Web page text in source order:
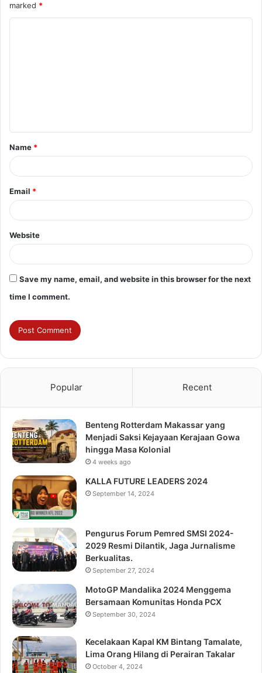
marked *
t
*
Name *
Email *
Website
Save my name, email, and website in this browser for the next
time I comment.
Popular Recent
Benteng Rotterdam Makassar yang
Menjadi Saksi Kejayaan Kerajaan Gowa
hingga Masa Kolonial
4 weeks ago
KALLA FUTURE LEADERS 2024
September 14, 2024
Pengurus Forum Pemred SMSI 2024-
2029 Resmi Dilantik, Jaga Jurnalisme
Berkualitas.
September 27, 2024
MotoGP Mandalika 2024 Menggema
Bersamaan Komunitas Honda PCX
September 30, 2024
Kecelakaan Kapal KM Bintang Tamalate,
Lima Orang Hilang di Perairan Takalar
October 4, 2024